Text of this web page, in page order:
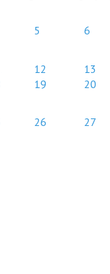
5 6
12
13
19 20
26 27